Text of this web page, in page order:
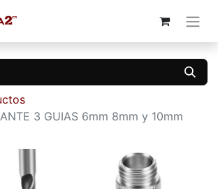
3 GUIAS 6mm 8mm y 10mm